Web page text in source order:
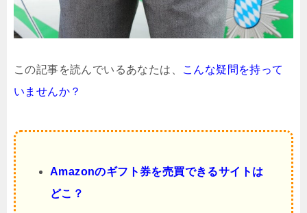
この記事を読んでいるあなたは、
こんな疑問を持って
いませんか？
Amazonのギフト券を売買できるサイトは
どこ？